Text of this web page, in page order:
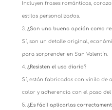
Incluyen frases románticas,
estilos personalizados.
¿Son una buena opción como
Sí, son un detalle original,
para sorprender en San Valentín.
¿Resisten el uso diario?
Sí, están fabricadas con vinilo de
color y adherencia con el paso del
¿Es fácil aplicarlas